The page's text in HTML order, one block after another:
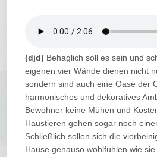
(djd) Behaglich soll es sein und
eigenen vier Wände dienen nicht
sondern sind auch eine Oase der
harmonisches und dekoratives
Bewohner keine Mühen und
Haustieren gehen sogar noch
Schließlich sollen sich die
Hause genauso wohlfühlen wie